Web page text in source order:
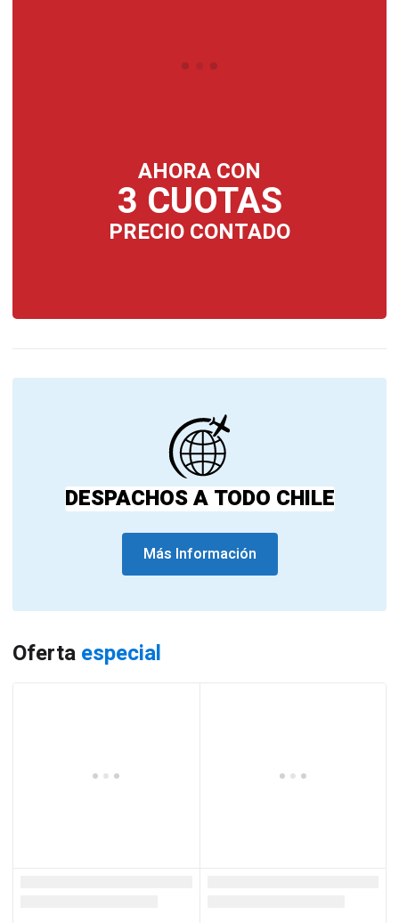
AHORA CON
3 CUOTAS
PRECIO CONTADO
DESPACHOS A TODO CHILE
Más Información
Oferta especial